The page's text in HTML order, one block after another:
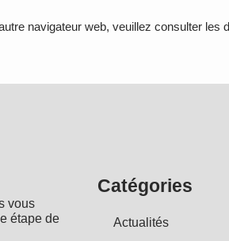
navigateur web, veuillez consulter les
vous
étape de
Catégories
Actualités